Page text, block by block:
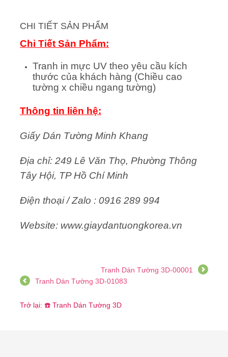
CHI TIẾT SẢN PHẨM
Chi Tiết Sản Phẩm:
Tranh in mực UV theo yêu cầu kích
thước của khách hàng (Chiều cao
tường x chiều ngang tường)
Thông tin liên hệ:
Giấy Dán Tường Minh Khang
Địa chỉ: 249 Lê Văn Thọ, Phường Thông
Tây Hội, TP Hồ Chí Minh
Điện thoại / Zalo : 0916 289 994
Website: www.giaydantuongkorea.vn
Tranh Dán Tường 3D-00001
Tranh Dán Tường 3D-01083
Trở lại: ☎️ Tranh Dán Tường 3D